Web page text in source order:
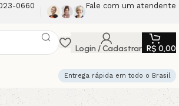
0660 Fale com um atendente
Login / Cadastrar R$ 0,00
Entrega rápida em todo o Brasil